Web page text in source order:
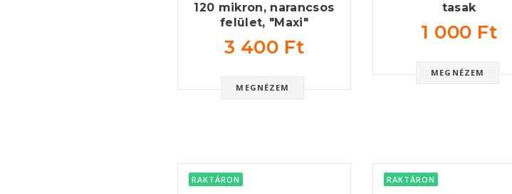
120 mikron, narancsos
felület, "Maxi"
3 400 Ft
MEGNÉZEM
tasak
1 000 Ft
MEGNÉZEM
RAKTÁRON RAKTÁRON